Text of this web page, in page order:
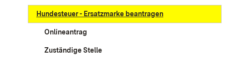
Hundesteuer - Ersatzmarke beantragen
Onlineantrag
Zuständige Stelle